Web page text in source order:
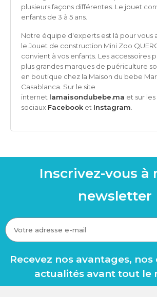
plusieurs façons différentes. Le jouet
enfants de 3 à 5 ans.
Notre équipe d'experts est là pour vous
le Jouet de construction Mini Zoo
convient à vos enfants. Les accessoires
plus grandes marques de puériculture
en boutique chez la Maison du bebe
Casablanca. Sur le site
internet lamaisondubebe.ma et sur
sociaux Facebook et Instagram
Inscrivez-vous à
newsletter
Recevez nos avantages,
actualités avant tout le